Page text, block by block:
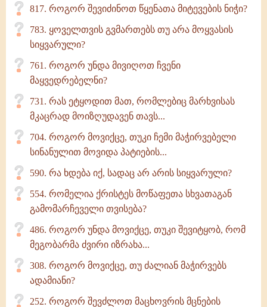
817. როგორ შევიძინოთ წყენათა მიტევების ნიჭი?
783. ყოველთვის გვმართებს თუ არა მოყვასის
სიყვარული?
761. როგორ უნდა მივიღოთ ჩვენი
მაყვედრებელნი?
731. რას ეტყოდით მათ, რომლებიც მარხვისას
მკაცრად მოიზღუდავენ თავს...
704. როგორ მოვიქცე, თუკი ჩემი მაჭირვებელი
სინანულით მოვიდა პატიების...
590. რა ხდება იქ, სადაც არ არის სიყვარული?
554. რომელია ქრისტეს მოწაფეთა სხვათაგან
გამომარჩეველი თვისება?
486. როგორ უნდა მოვიქცე, თუკი შევიტყობ, რომ
მეგობარმა ძვირი იზრახა...
308. როგორ მოვიქცე, თუ ძალიან მაჭირვებს
ადამიანი?
252. როგორ შევძლოთ მაცხოვრის მცნების